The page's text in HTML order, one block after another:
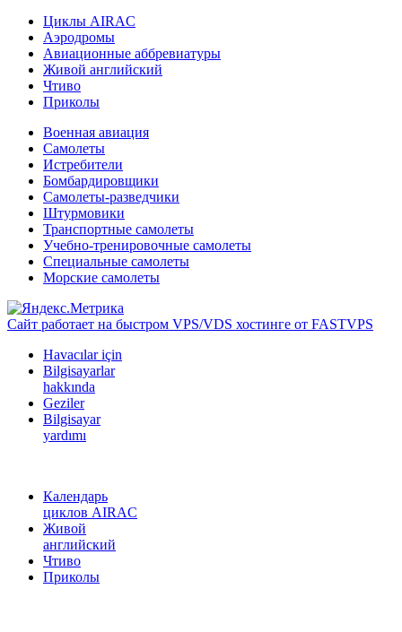
Циклы AIRAC
Аэродромы
Авиационные аббревиатуры
Живой английский
Чтиво
Приколы
Военная авиация
Самолеты
Истребители
Бомбардировщики
Самолеты-разведчики
Штурмовики
Транспортные самолеты
Учебно-тренировочные самолеты
Специальные самолеты
Морские самолеты
Сайт работает на быстром VPS/VDS хостинге от FASTVPS
Havacılar için
Bilgisayarlar
hakkında
Geziler
Bilgisayar
yardımı
Календарь
циклов AIRAC
Живой
английский
Чтиво
Приколы